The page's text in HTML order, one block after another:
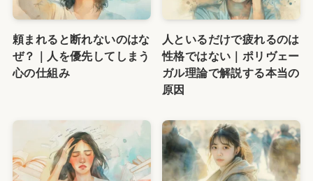
頼まれると断れないのはな
ぜ？｜人を優先してしまう
心の仕組み
人といるだけで疲れるのは
性格ではない｜ポリヴェー
ガル理論で解説する本当の
原因